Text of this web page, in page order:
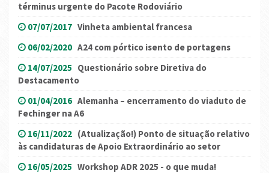
términus urgente do Pacote Rodoviário
07/07/2017 Vinheta ambiental francesa
06/02/2020 A24 com pórtico isento de portagens
14/07/2025 Questionário sobre Diretiva do
Destacamento
01/04/2016 Alemanha – encerramento do viaduto de
Fechinger na A6
16/11/2022 (Atualização!) Ponto de situação relativo
às candidaturas de Apoio Extraordinário ao setor
16/05/2025 Workshop ADR 2025 - o que muda!